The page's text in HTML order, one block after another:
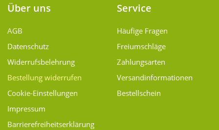
Über uns
AGB
Datenschutz
Widerrufsbelehrung
Bestellung widerrufen
Cookie-Einstellungen
Impressum
Barrierefreiheitserklärung
Service
Häufige Fragen
Freiumschläge
Zahlungsarten
Versand­informationen
Bestellschein